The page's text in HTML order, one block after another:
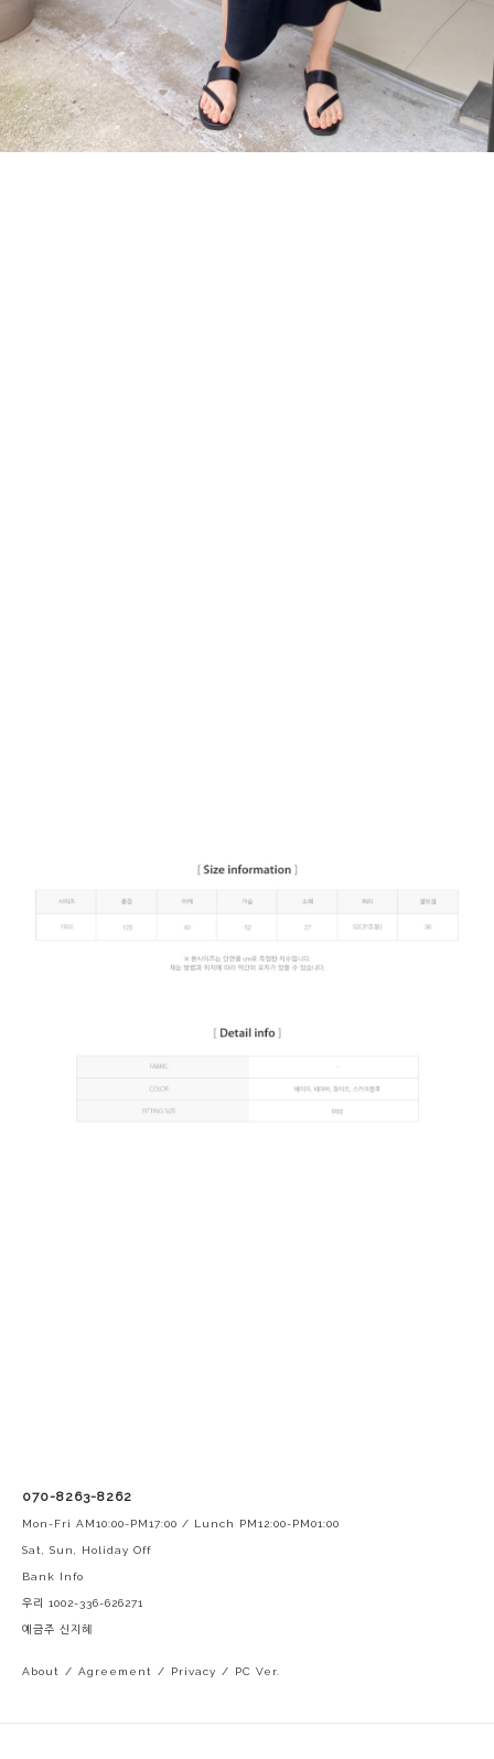
070-8263-8262
Mon-Fri AM10:00-PM17:00 / Lunch PM12:00-PM01:00
Sat, Sun, Holiday Off
Bank Info
우리 1002-336-626271
예금주 신지혜
About / Agreement / Privacy / PC Ver.